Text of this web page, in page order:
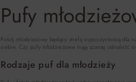
Pufy
Pokój młodzieżowy będący strefą wypoczynkową dla
siebie. Czy pufy młodzieżowe mają szansę odnaleźć
Rodzaje puf dla młodzieży